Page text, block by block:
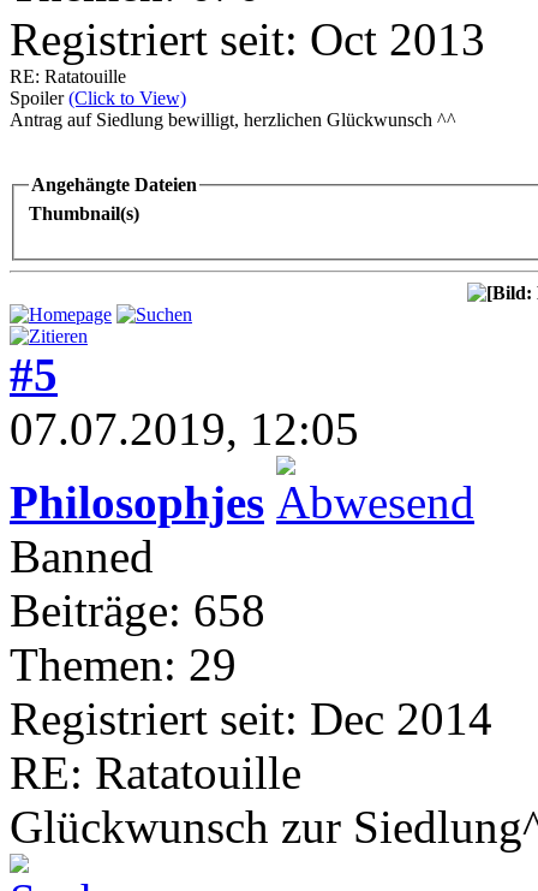
Registriert seit: Oct 2013
RE: Ratatouille
Spoiler(Click to View)
Antrag auf Siedlung bewilligt, herzlichen Glückwunsch ^^
Angehängte Dateien
Thumbnail(s)
#5
07.07.2019, 12:05
Philosophjes
Banned
Beiträge: 658
Themen: 29
Registriert seit: Dec 2014
RE: Ratatouille
Glückwunsch zur